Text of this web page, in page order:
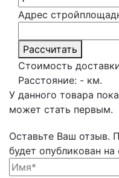
Адрес
Рассчитать
Стоимость
Расстояние: - км.
У данного товара
может стать первым.
Оставьте Ваш отзыв.
будет опубликован на